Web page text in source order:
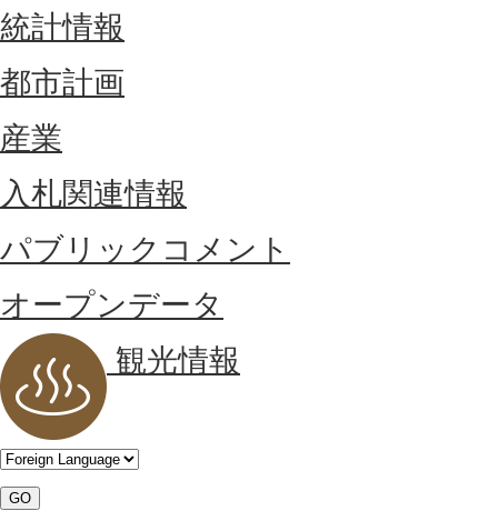
統計情報
都市計画
産業
入札関連情報
パブリックコメント
オープンデータ
観光情報
GO